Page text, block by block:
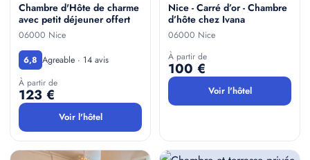
Chambre d'Hôte de charme
avec petit déjeuner offert
06000 Nice
6,8 Agreable · 14 avis
À partir de
123 €
Voir l'hôtel
Nice - Carré d’or - Chambre
d’hôte chez Ivana
06000 Nice
À partir de
100 €
Voir l'hôtel